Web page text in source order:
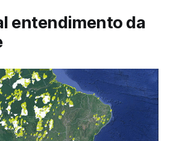
entendimento da